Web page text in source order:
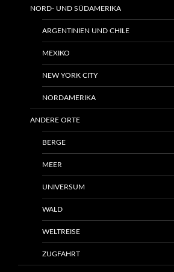
NORD- UND SÜDAMERIKA
ARGENTINIEN UND CHILE
MEXIKO
NEW YORK CITY
NORDAMERIKA
ANDERE ORTE
BERGE
MEER
UNIVERSUM
WALD
WELTREISE
ZUGFAHRT